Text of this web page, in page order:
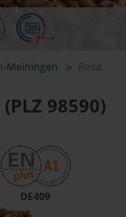
Meiningen Rosa
98590)
DE409